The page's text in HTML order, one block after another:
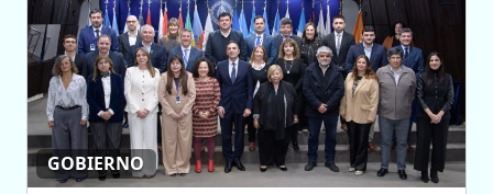
GOBIERNO